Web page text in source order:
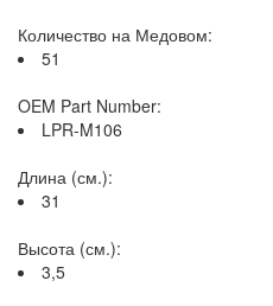
Количество на Медовом:
51
OEM Part Number:
LPR-M106
Длина (см.):
31
Высота (см.):
3,5